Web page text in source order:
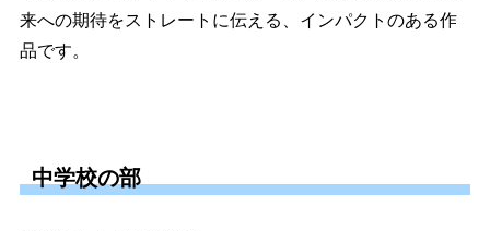
来への期待をストレートに伝える、インパクトのある作
品です。
中学校の部